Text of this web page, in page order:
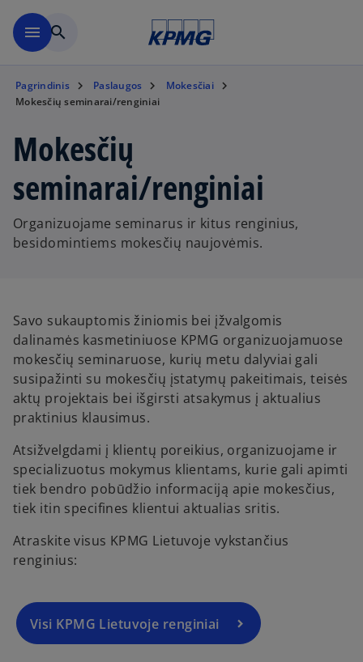
menu search
Pagrindinis Paslaugos
Mokesčiai
Mokesčių seminarai/renginiai
Mokesčių
seminarai/renginiai
Organizuojame seminarus ir kitus renginius,
besidomintiems mokesčių naujovėmis.
Savo sukauptomis žiniomis bei įžvalgomis
dalinamės kasmetiniuose KPMG organizuojamuose
mokesčių seminaruose, kurių metu dalyviai gali
susipažinti su mokesčių įstatymų pakeitimais, teisės
aktų projektais bei išgirsti atsakymus į aktualius
praktinius klausimus.
Atsižvelgdami į klientų poreikius, organizuojame ir
specializuotus mokymus klientams, kurie gali apimti
tiek bendro pobūdžio informaciją apie mokesčius,
tiek itin specifines klientui aktualias sritis.
Atraskite visus KPMG Lietuvoje vykstančius
renginius:
Visi KPMG Lietuvoje renginiai